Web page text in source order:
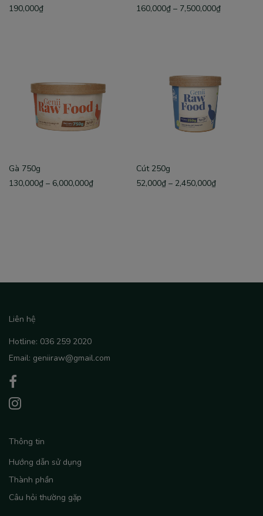
190,000₫
160,000₫ – 7,500,000₫
Gà 750g
130,000₫ – 6,000,000₫
Cút 250g
52,000₫ – 2,450,000₫
Liên hệ
Hotline: 036 259 2020
Email: geniiraw@gmail.com
Thông tin
Hướng dẫn sử dụng
Thành phần
Câu hỏi thường gặp